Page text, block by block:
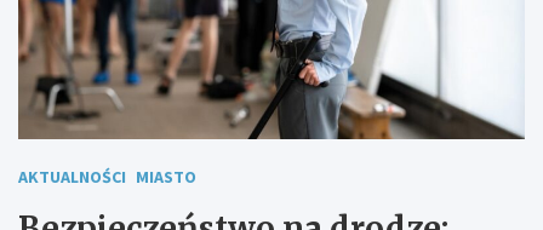
AKTUALNOŚCI MIASTO